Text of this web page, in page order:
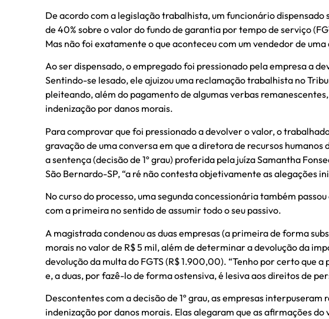
De acordo com a legislação trabalhista, um funcionário
de 40% sobre o valor do fundo de garantia por tempo de serviço
Mas não foi exatamente o que aconteceu com um vendedor de
Ao ser dispensado, o empregado foi pressionado pela empresa a
Sentindo-se lesado, ele ajuizou uma reclamação trabalhista no
pleiteando, além do pagamento de algumas verbas
indenização por danos morais.
Para comprovar que foi pressionado a devolver o valor, o
gravação de uma conversa em que a diretora de recursos
a sentença (decisão de 1º grau) proferida pela juíza Samantha
São Bernardo-SP, “a ré não contesta objetivamente as alegações
No curso do processo, uma segunda concessionária também
com a primeira no sentido de assumir todo o seu passivo.
A magistrada condenou as duas empresas (a primeira de forma
morais no valor de R$ 5 mil, além de determinar a devolução da
devolução da multa do FGTS (R$ 1.900,00). “Tenho por certo que
e, a duas, por fazê-lo de forma ostensiva, é lesiva aos direitos de
Descontentes com a decisão de 1º grau, as empresas
indenização por danos morais. Elas alegaram que as afirmações